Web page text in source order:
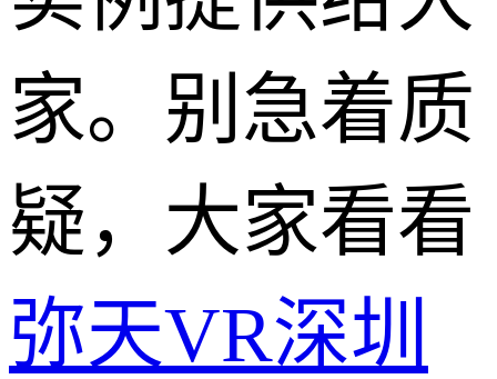
家。别急着质
疑，大家看看
弥天VR深圳